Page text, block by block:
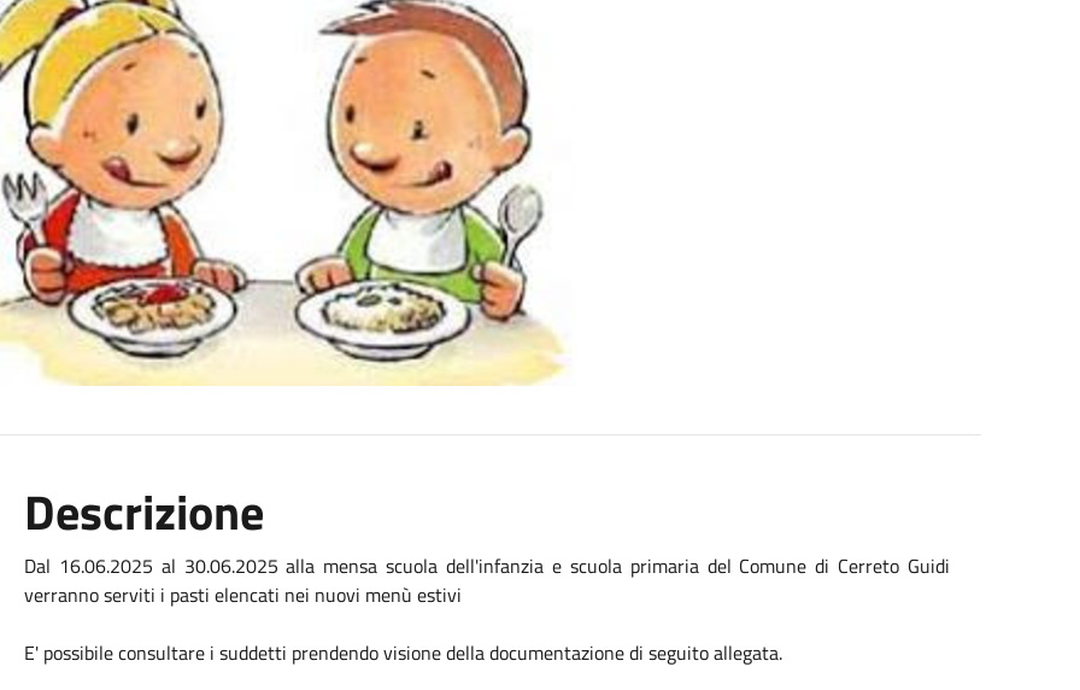
Descrizione
Dal 16.06.2025 al 30.06.2025 alla mensa scuola dell'infanzia e scuola primaria del Comune di Cerreto Guidi
verranno serviti i pasti elencati nei nuovi menù estivi
E' possibile consultare i suddetti prendendo visione della documentazione di seguito allegata.